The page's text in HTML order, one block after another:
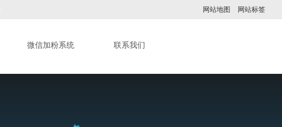
网站地图 网站标签
微信加粉系统 联系我们